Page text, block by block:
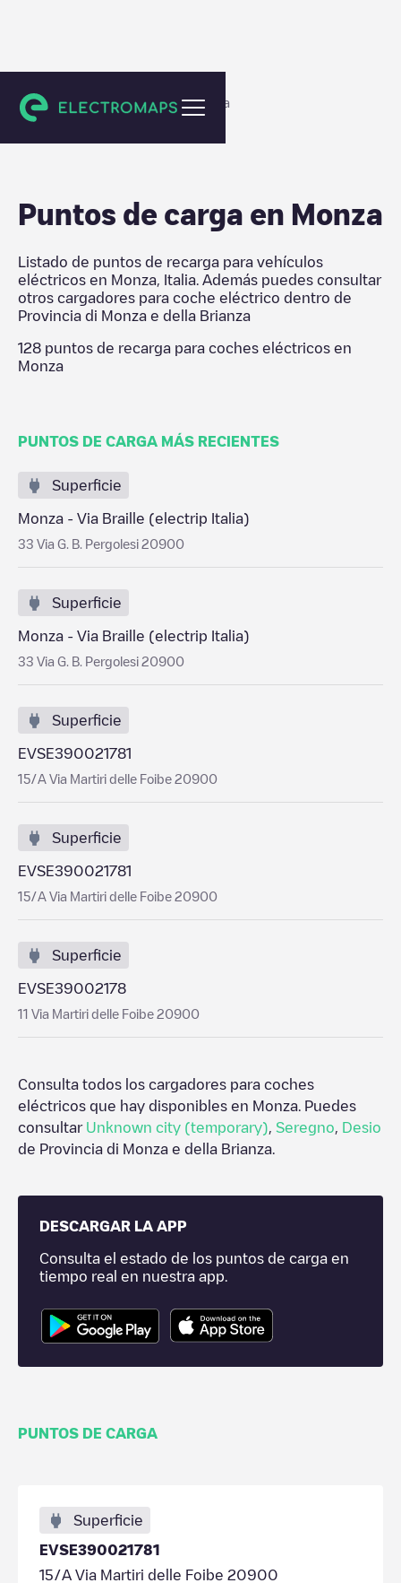
Provincia di Monza e della Brianza
Puntos de carga en Monza
Listado de puntos de recarga para vehículos
eléctricos en Monza Italia . Además puedes consultar
otros cargadores para coche eléctrico dentro de
Provincia di Monza e della Brianza
128 puntos de recarga para coches eléctricos en
Monza
PUNTOS DE CARGA MÁS RECIENTES
Superficie
Monza - Via Braille (electrip Italia)
33 Via G. B. Pergolesi 20900
Superficie
Monza - Via Braille (electrip Italia)
33 Via G. B. Pergolesi 20900
Superficie
EVSE390021781
15/A Via Martiri delle Foibe 20900
Superficie
EVSE390021781
15/A Via Martiri delle Foibe 20900
Superficie
EVSE39002178
11 Via Martiri delle Foibe 20900
Consulta todos los cargadores para coches
eléctricos que hay disponibles en Monza . Puedes
consultar Unknown city (temporary) Seregno
Desio
de Provincia di Monza e della Brianza
DESCARGAR LA APP
Consulta el estado de los puntos de carga en
tiempo real en nuestra app.
PUNTOS DE CARGA
Superficie
EVSE390021781
15/A Via Martiri delle Foibe 20900